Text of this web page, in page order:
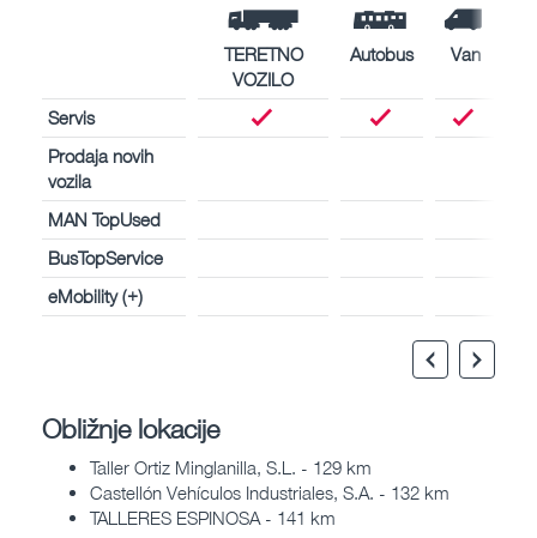
TERETNO
VOZILO
Autobus Van
Servis
Prodaja novih
vozila
MAN TopUsed
BusTopService
eMobility (+)
Obližnje lokacije
Taller Ortiz Minglanilla, S.L. - 129 km
Castellón Vehículos Industriales, S.A. - 132 km
TALLERES ESPINOSA - 141 km